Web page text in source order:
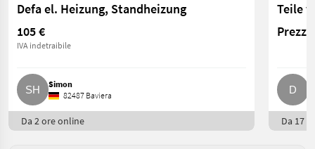
Defa el. Heizung, Standheizung
105 €
IVA indetraibile
Simon
82487 Baviera
Da 2 ore online
Teile
Da 17